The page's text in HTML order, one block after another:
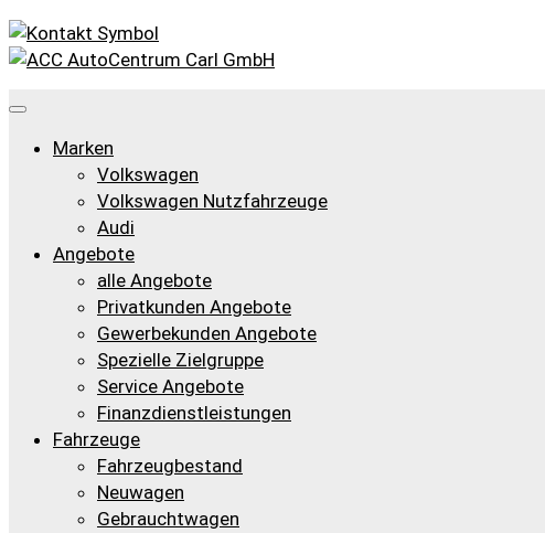
Marken
Volkswagen
Volkswagen Nutzfahrzeuge
Audi
Angebote
alle Angebote
Privatkunden Angebote
Gewerbekunden Angebote
Spezielle Zielgruppe
Service Angebote
Finanzdienstleistungen
Fahrzeuge
Fahrzeugbestand
Neuwagen
Gebrauchtwagen